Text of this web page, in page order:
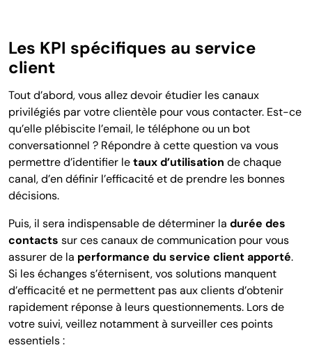
Les KPI spécifiques au service
client
Tout d’abord, vous allez devoir étudier les canaux
privilégiés par votre clientèle pour vous contacter. Est-ce
qu’elle plébiscite l’email, le téléphone ou un bot
conversationnel ? Répondre à cette question va vous
permettre d’identifier letaux d’utilisation de chaque
canal, d’en définir l’efficacité et de prendre les bonnes
décisions.
Puis, il sera indispensable de déterminer la durée des
contacts sur ces canaux de communication pour vous
assurer de la performance du service client apporté.
Si les échanges s’éternisent, vos solutions manquent
d’efficacité et ne permettent pas aux clients d’obtenir
rapidement réponse à leurs questionnements. Lors de
votre suivi, veillez notamment à surveiller ces points
essentiels :